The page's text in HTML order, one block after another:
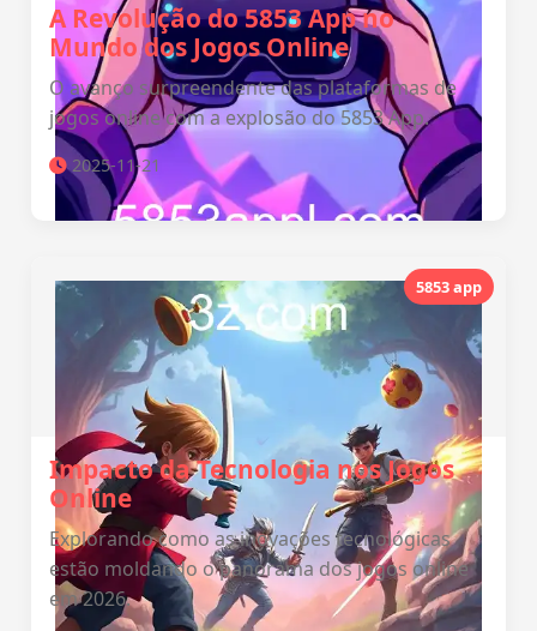
A Revolução do 5853 App no
Mundo dos Jogos Online
O avanço surpreendente das plataformas de
jogos online com a explosão do 5853 App.
2025-11-21
5853 app
Impacto da Tecnologia nos Jogos
Online
Explorando como as inovações tecnológicas
estão moldando o panorama dos jogos online
em 2026.